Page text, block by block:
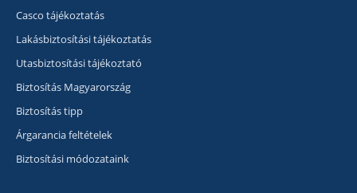
Casco tájékoztatás
Lakásbiztosítási tájékoztatás
Utasbiztosítási tájékoztató
Biztosítás Magyarország
Biztosítás tipp
Árgarancia feltételek
Biztosítási módozataink